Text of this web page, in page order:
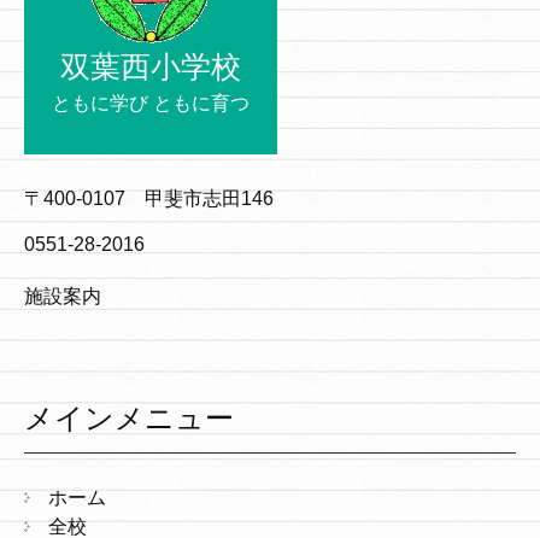
双葉西小学校
ともに学び ともに育つ
〒400-0107 甲斐市志田146
0551-28-2016
施設案内
メインメニュー
ホーム
全校